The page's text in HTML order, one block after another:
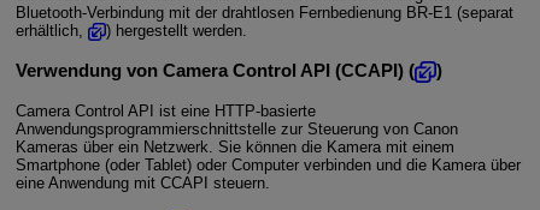
Bluetooth-Verbindung mit der drahtlosen Fernbedienung BR-E1(separat
erhältlich,
) hergestellt werden.
Verwendung von Camera Control API (CCAPI) ( )
Camera Control API ist eine HTTP-basierte
Anwendungsprogrammierschnittstelle zur Steuerung von Canon
Kameras über ein Netzwerk. Sie können die Kamera mit einem
Smartphone (oder Tablet) oder Computer verbinden und die Kamera über
eine Anwendung mit CCAPI steuern.